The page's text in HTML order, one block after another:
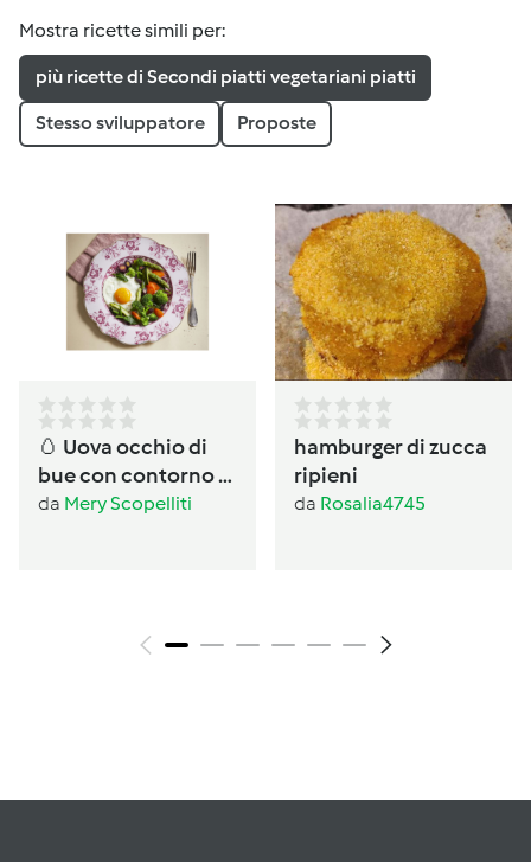
Mostra ricette simili per:
più ricette di Secondi piatti vegetariani piatti
Stesso sviluppatore Proposte
🥚 Uova occhio di
bue con contorno di
verdure al Varoma
da Mery Scopelliti
hamburger di zucca
ripieni
da Rosalia4745